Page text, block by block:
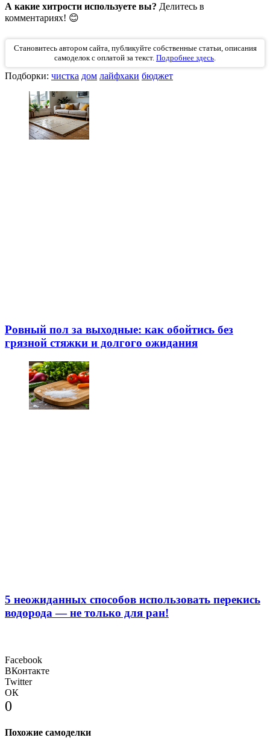
А какие хитрости используете вы? Делитесь в
комментариях! 😊
Становитесь автором сайта, публикуйте собственные статьи, описания
самоделок с оплатой за текст. Подробнее здесь
Подборки: чистка дом лайфхаки бюджет
Ровный пол за выходные: как обойтись без
грязной стяжки и долгого ожидания
5 неожиданных способов использовать перекись
водорода — не только для ран!
Facebook
ВКонтакте
Twitter
ОК
0
Похожие самоделки